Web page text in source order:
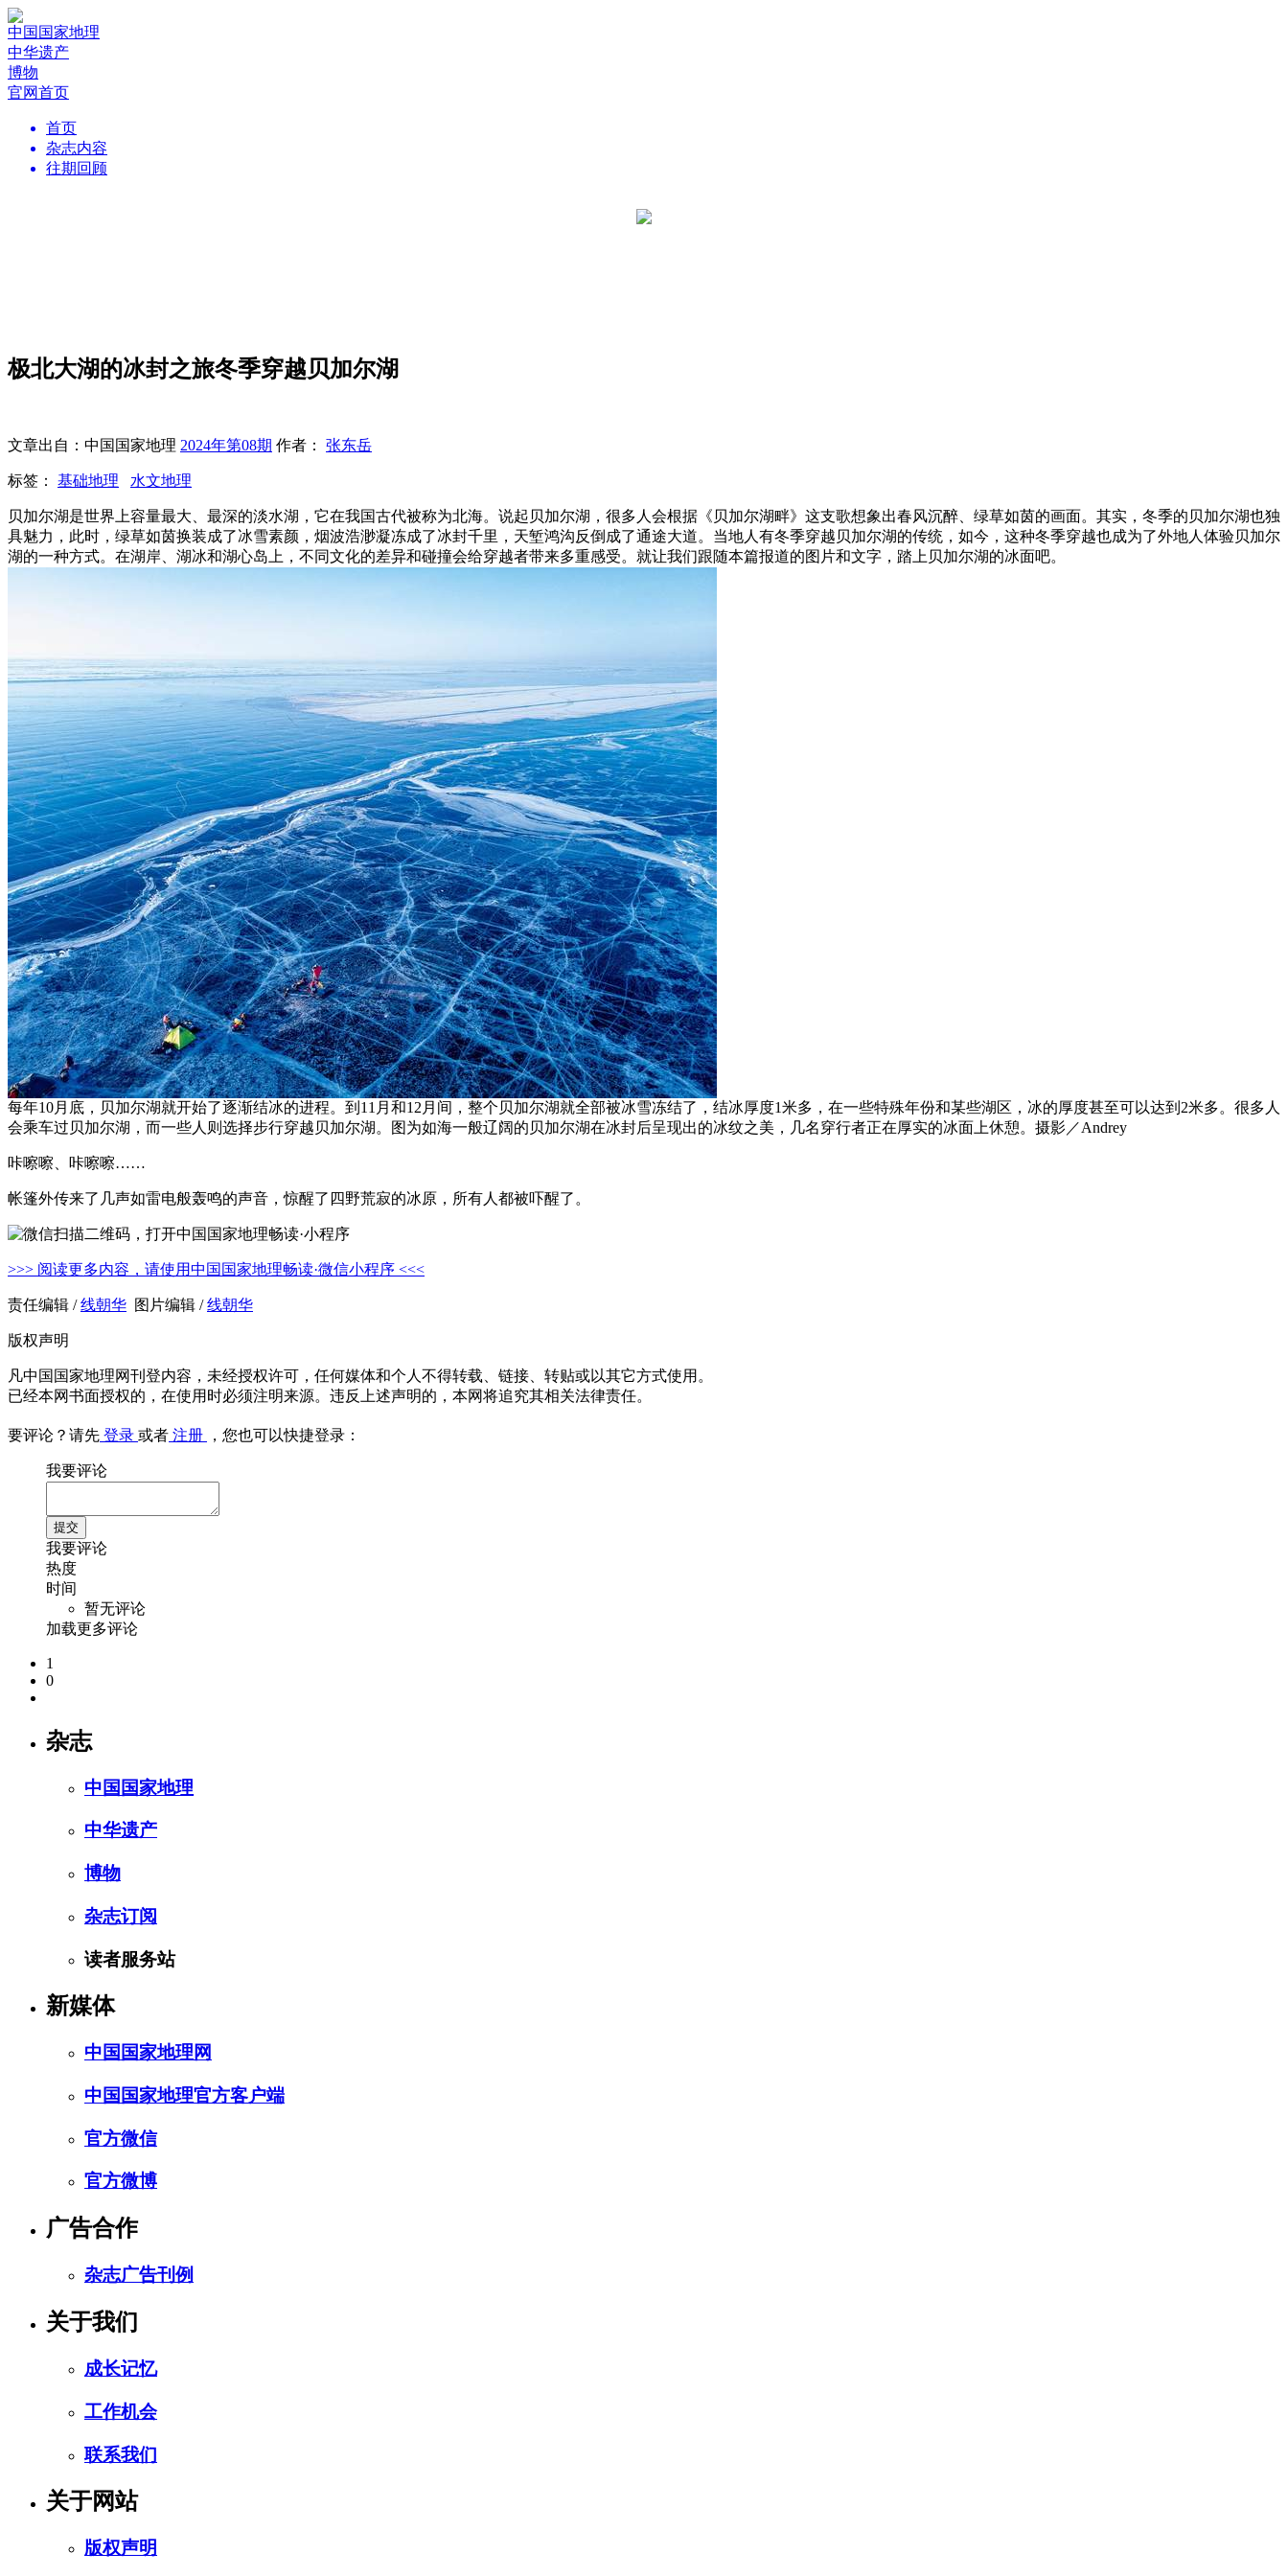
中国国家地理
中华遗产
博物
官网首页
首页
杂志内容
往期回顾
极北大湖的冰封之旅冬季穿越贝加尔湖
文章出自：中国国家地理 2024年第08期 作者： 张东岳
标签： 基础地理 水文地理
贝加尔湖是世界上容量最大、最深的淡水湖，它在我国古代被称为北海。说起贝加尔湖，很多人会根据《贝加尔湖畔》这支歌想象出春风沉醉、绿草如茵的画面。其实，冬季的贝加尔湖也独
具魅力，此时，绿草如茵换装成了冰雪素颜，烟波浩渺凝冻成了冰封千里，天堑鸿沟反倒成了通途大道。当地人有冬季穿越贝加尔湖的传统，如今，这种冬季穿越也成为了外地人体验贝加尔
湖的一种方式。在湖岸、湖冰和湖心岛上，不同文化的差异和碰撞会给穿越者带来多重感受。就让我们跟随本篇报道的图片和文字，踏上贝加尔湖的冰面吧。
每年10月底，贝加尔湖就开始了逐渐结冰的进程。到11月和12月间，整个贝加尔湖就全部被冰雪冻结了，结冰厚度1米多，在一些特殊年份和某些湖区，冰的厚度甚至可以达到2米多。很多人
会乘车过贝加尔湖，而一些人则选择步行穿越贝加尔湖。图为如海一般辽阔的贝加尔湖在冰封后呈现出的冰纹之美，几名穿行者正在厚实的冰面上休憩。摄影／Andrey
咔嚓嚓、咔嚓嚓……
帐篷外传来了几声如雷电般轰鸣的声音，惊醒了四野荒寂的冰原，所有人都被吓醒了。
>>> 阅读更多内容，请使用中国国家地理畅读·微信小程序 <<<
责任编辑 /线朝华 图片编辑 /线朝华
版权声明
凡中国国家地理网刊登内容，未经授权许可，任何媒体和个人不得转载、链接、转贴或以其它方式使用。
已经本网书面授权的，在使用时必须注明来源。违反上述声明的，本网将追究其相关法律责任。
要评论？请先 登录 或者 注册 ，您也可以快捷登录：
我要评论
我要评论
热度
时间
暂无评论
加载更多评论
1
0
杂志
中国国家地理
中华遗产
博物
杂志订阅
读者服务站
新媒体
中国国家地理网
中国国家地理官方客户端
官方微信
官方微博
广告合作
杂志广告刊例
关于我们
成长记忆
工作机会
联系我们
关于网站
版权声明